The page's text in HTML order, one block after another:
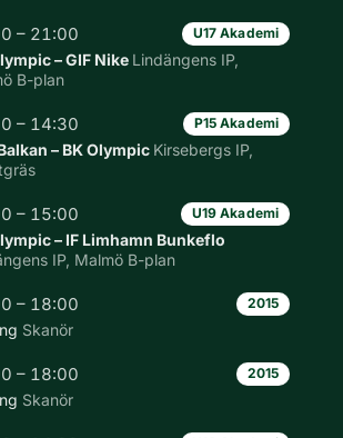
– 21:00 U17 Akademi
– GIF Nike Lindängens IP,
B-plan
– 14:30 P15 Akademi
– BK Olympic Kirsebergs IP,
– 15:00 U19 Akademi
– IF Limhamn Bunkeflo
IP, Malmö B-plan
– 18:00 2015
Skanör
– 18:00 2015
Skanör